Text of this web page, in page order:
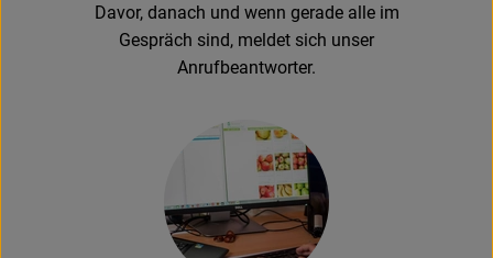
Rezeptarchiv
Davor, danach und wenn gerade alle im
Gespräch sind, meldet sich unser
Anrufbeantworter.